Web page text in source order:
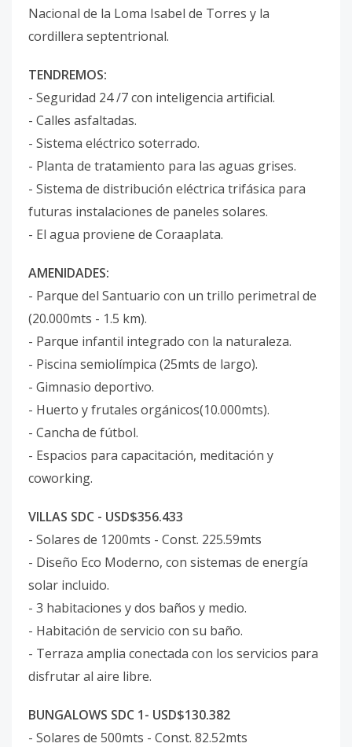
Nacional de la Loma Isabel de Torres y la
cordillera septentrional.
TENDREMOS:
- Seguridad 24 /7 con inteligencia artificial.
- Calles asfaltadas.
- Sistema eléctrico soterrado.
- Planta de tratamiento para las aguas grises.
- Sistema de distribución eléctrica trifásica para
futuras instalaciones de paneles solares.
- El agua proviene de Coraaplata.
AMENIDADES:
- Parque del Santuario con un trillo perimetral de
(20.000mts - 1.5 km).
- Parque infantil integrado con la naturaleza.
- Piscina semiolímpica (25mts de largo).
- Gimnasio deportivo.
- Huerto y frutales orgánicos(10.000mts).
- Cancha de fútbol.
- Espacios para capacitación, meditación y
coworking.
VILLAS SDC - USD$356.433
- Solares de 1200mts - Const. 225.59mts
- Diseño Eco Moderno, con sistemas de energía
solar incluido.
- 3 habitaciones y dos baños y medio.
- Habitación de servicio con su baño.
- Terraza amplia conectada con los servicios para
disfrutar al aire libre.
BUNGALOWS SDC 1- USD$130.382
- Solares de 500mts - Const. 82.52mts